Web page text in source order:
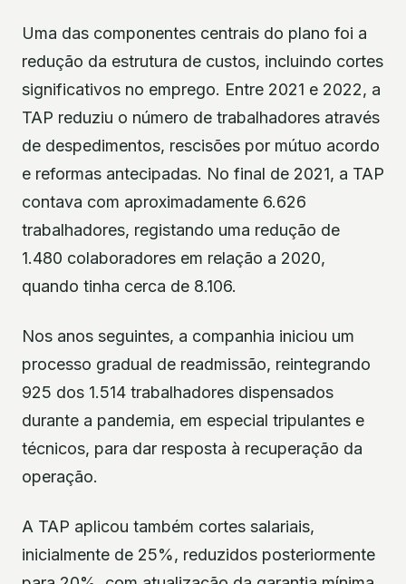
Uma das componentes centrais do plano foi a
redução da estrutura de custos, incluindo cortes
significativos no emprego. Entre 2021 e 2022, a
TAP reduziu o número de trabalhadores através
de despedimentos, rescisões por mútuo acordo
e reformas antecipadas. No final de 2021, a TAP
contava com aproximadamente 6.626
trabalhadores, registando uma redução de
1.480 colaboradores em relação a 2020,
quando tinha cerca de 8.106.
Nos anos seguintes, a companhia iniciou um
processo gradual de readmissão, reintegrando
925 dos 1.514 trabalhadores dispensados
durante a pandemia, em especial tripulantes e
técnicos, para dar resposta à recuperação da
operação.
A TAP aplicou também cortes salariais,
inicialmente de 25%, reduzidos posteriormente